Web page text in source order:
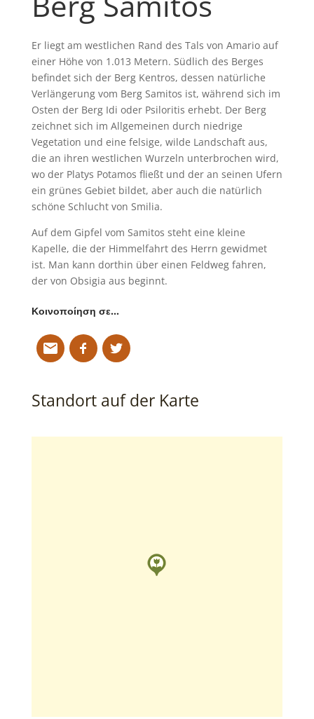
Er liegt am westlichen Rand des Tals von Amario auf
einer Höhe von 1.013 Metern. Südlich des Berges
befindet sich der Berg Kentros, dessen natürliche
Verlängerung vom Berg Samitos ist, während sich im
Osten der Berg Idi oder Psiloritis erhebt. Der Berg
zeichnet sich im Allgemeinen durch niedrige
Vegetation und eine felsige, wilde Landschaft aus,
die an ihren westlichen Wurzeln unterbrochen wird,
wo der Platys Potamos fließt und der an seinen Ufern
ein grünes Gebiet bildet, aber auch die natürlich
schöne Schlucht von Smilia.
Auf dem Gipfel vom Samitos steht eine kleine
Kapelle, die der Himmelfahrt des Herrn gewidmet
ist. Man kann dorthin über einen Feldweg fahren,
der von Obsigia aus beginnt.
Κοινοποίηση σε…
Standort auf der Karte